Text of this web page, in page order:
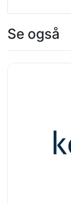
Se også